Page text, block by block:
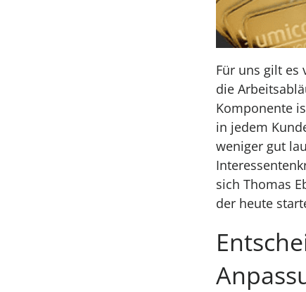
Für uns gilt es
die
Komponente
in jedem
weniger gut
sich Thomas
der heute